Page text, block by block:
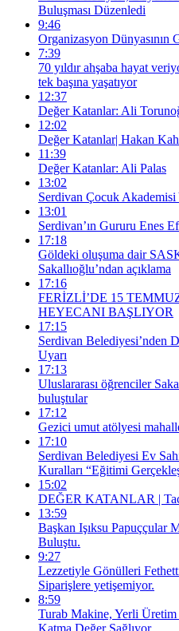
Buluşması Düzenledi
9:46
Organizasyon Dünyasının
7:39
70 yıldır ahşaba hayat
tek başına yaşatıyor
12:37
Değer Katanlar: Ali
12:02
Değer Katanlar| Hakan
11:39
Değer Katanlar: Ali Palas
13:02
Serdivan Çocuk Akademisi
13:01
Serdivan’ın Gururu Enes
17:18
Göldeki oluşuma dair
Sakallıoğlu’ndan açıklama
17:16
FERİZLİ’DE 15
HEYECANI BAŞLIYOR
17:15
Serdivan Belediyesi’nden
Uyarı
17:13
Uluslararası öğrenciler
buluştular
17:12
Gezici umut atölyesi
17:10
Serdivan Belediyesi Ev
Kuralları “Eğitimi
15:02
DEĞER KATANLAR |
13:59
Başkan Işıksu Papuççular
Buluştu.
9:27
Lezzetiyle Gönülleri
Siparişlere yetişemiyor.
8:59
Turab Makine, Yerli
Katma Değer Sağlıyor